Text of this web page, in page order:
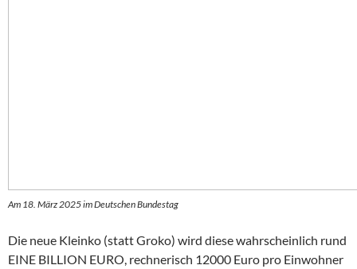
Am 18. März 2025 im Deutschen Bundestag
Die neue Kleinko (statt Groko) wird diese wahrscheinlich rund
EINE BILLION EURO, rechnerisch 12000 Euro pro Einwohner